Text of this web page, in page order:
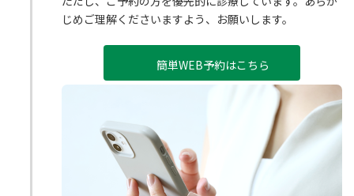
じめご理解くださいますよう、お願いします。
簡単WEB予約はこちら